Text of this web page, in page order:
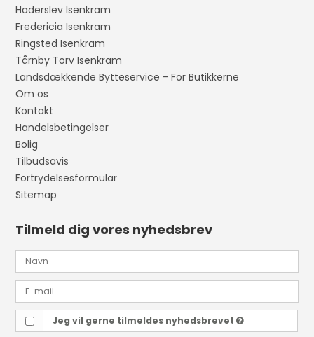
Haderslev Isenkram
Fredericia Isenkram
Ringsted Isenkram
Tårnby Torv Isenkram
Landsdækkende Bytteservice - For Butikkerne
Om os
Kontakt
Handelsbetingelser
Bolig
Tilbudsavis
Fortrydelsesformular
Sitemap
Tilmeld dig vores nyhedsbrev
Jeg vil gerne tilmeldes nyhedsbrevet